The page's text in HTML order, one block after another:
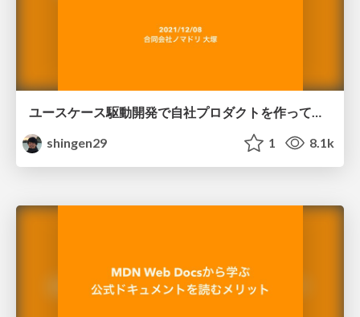
ユースケース駆動開発で自社プロダクトを作ってみた！
shingen29
1 8.1k